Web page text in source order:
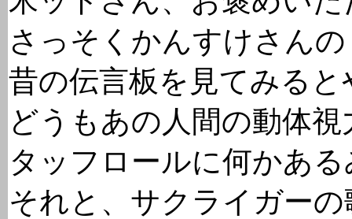
さっそくかんすけさん
昔の伝言板を見てみる
どうもあの人間の動体
タッフロールに何かあ
それと、サクライガー